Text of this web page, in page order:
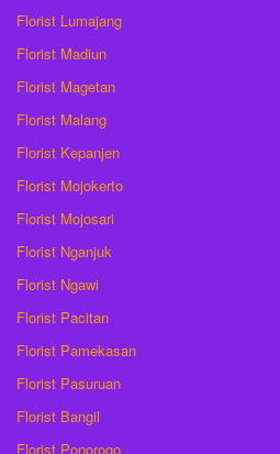
Florist Lumajang
Florist Madiun
Florist Magetan
Florist Malang
Florist Kepanjen
Florist Mojokerto
Florist Mojosari
Florist Nganjuk
Florist Ngawi
Florist Pacitan
Florist Pamekasan
Florist Pasuruan
Florist Bangil
Florist Ponorogo